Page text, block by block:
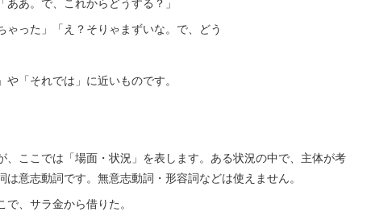
」「え？そりゃまずいな。で、どう
「それでは」に近いものです。
ここでは「場面・状況」を表します。ある状況の中で、主体が考
意志動詞です。無意志動詞・形容詞などは使えません。
サラ金から借りた。